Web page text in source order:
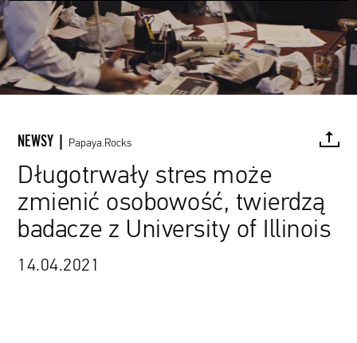
NEWSY | Papaya.Rocks
Długotrwały stres może
zmienić osobowość, twierdzą
badacze z University of Illinois
14.04.2021
FACEBOOK TWITTER PINTEREST MAIL